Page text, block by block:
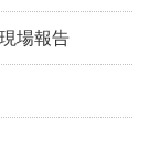
場報告